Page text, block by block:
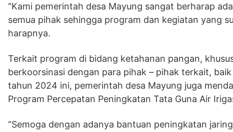
“Kami pemerintah desa Mayung sangat berharap
semua pihak sehingga program dan kegiatan yang
harapnya.
Terkait program di bidang ketahanan pangan,
berkoorsinasi dengan para pihak – pihak terkait,
tahun 2024 ini, pemerintah desa Mayung juga
Program Percepatan Peningkatan Tata Guna Air
“Semoga dengan adanya bantuan peningkatan